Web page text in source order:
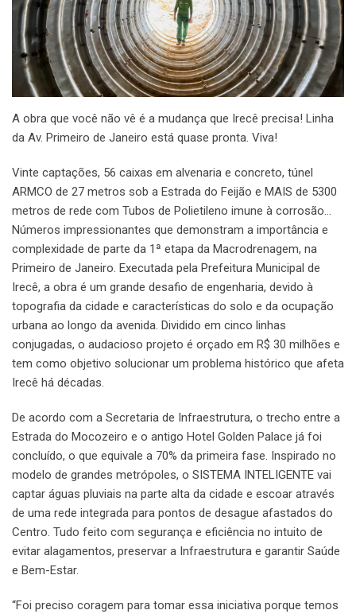
A obra que você não vê é a mudança que Irecê precisa! Linha
da Av. Primeiro de Janeiro está quase pronta. Viva!
Vinte captações, 56 caixas em alvenaria e concreto, túnel
ARMCO de 27 metros sob a Estrada do Feijão e MAIS de 5300
metros de rede com Tubos de Polietileno imune à corrosão…
Números impressionantes que demonstram a importância e
complexidade de parte da 1ª etapa da Macrodrenagem, na
Primeiro de Janeiro. Executada pela Prefeitura Municipal de
Irecê, a obra é um grande desafio de engenharia, devido à
topografia da cidade e características do solo e da ocupação
urbana ao longo da avenida. Dividido em cinco linhas
conjugadas, o audacioso projeto é orçado em R$ 30 milhões e
tem como objetivo solucionar um problema histórico que afeta
Irecê há décadas.
De acordo com a Secretaria de Infraestrutura, o trecho entre a
Estrada do Mocozeiro e o antigo Hotel Golden Palace já foi
concluído, o que equivale a 70% da primeira fase. Inspirado no
modelo de grandes metrópoles, o SISTEMA INTELIGENTE vai
captar águas pluviais na parte alta da cidade e escoar através
de uma rede integrada para pontos de desague afastados do
Centro. Tudo feito com segurança e eficiência no intuito de
evitar alagamentos, preservar a Infraestrutura e garantir Saúde
e Bem-Estar.
“Foi preciso coragem para tomar essa iniciativa porque temos